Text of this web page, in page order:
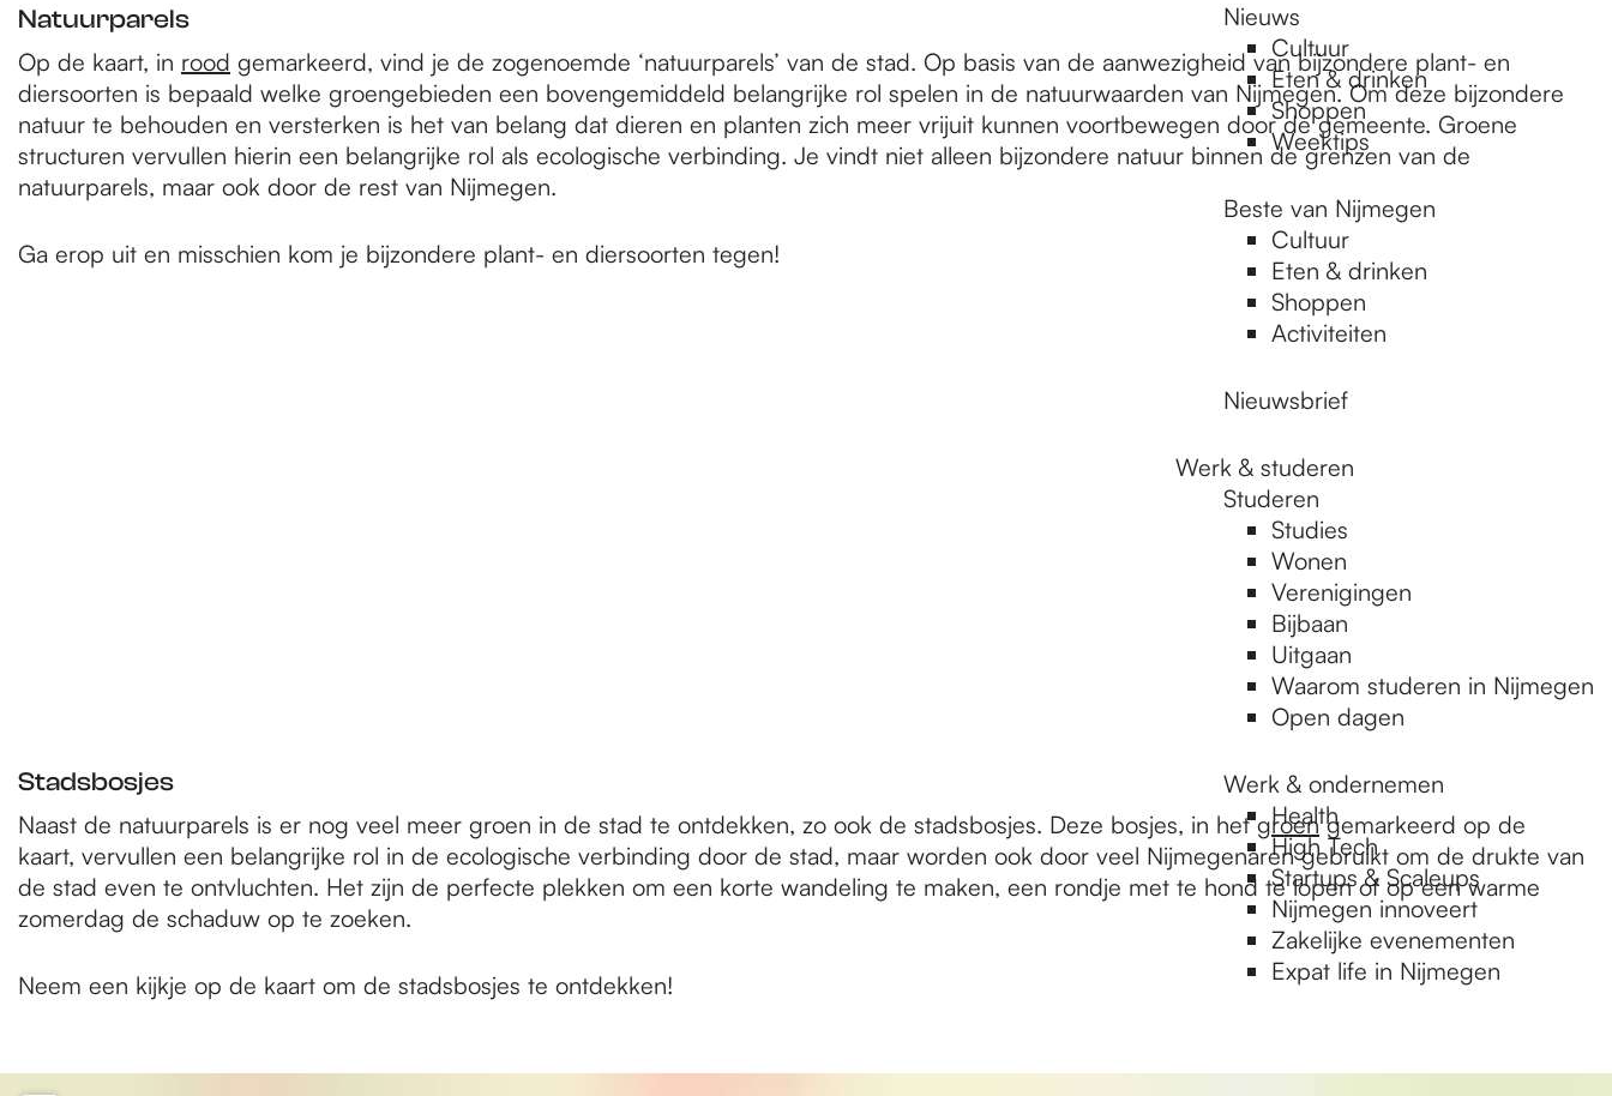
Nieuws
Cultuur
Eten & drinken
Shoppen
Weektips
Beste van Nijmegen
Cultuur
Eten & drinken
Shoppen
Activiteiten
Nieuwsbrief
Werk & studeren
Studeren
Studies
Wonen
Verenigingen
Bijbaan
Uitgaan
Waarom studeren in Nijmegen
Open dagen
Werk & ondernemen
Health
High Tech
Startups & Scaleups
Nijmegen innoveert
Zakelijke evenementen
Expat life in Nijmegen
Natuurparels
Op de kaart, in rood gemarkeerd, vind je de zogenoemde ‘natuurparels’ van de stad. Op basis van de aanwezigheid van bijzondere plant- en
diersoorten is bepaald welke groengebieden een bovengemiddeld belangrijke rol spelen in de natuurwaarden van Nijmegen. Om deze bijzondere
natuur te behouden en versterken is het van belang dat dieren en planten zich meer vrijuit kunnen voortbewegen door de gemeente. Groene
structuren vervullen hierin een belangrijke rol als ecologische verbinding. Je vindt niet alleen bijzondere natuur binnen de grenzen van de
natuurparels, maar ook door de rest van Nijmegen.
Ga erop uit en misschien kom je bijzondere plant- en diersoorten tegen!
Stadsbosjes
Naast de natuurparels is er nog veel meer groen in de stad te ontdekken, zo ook de stadsbosjes. Deze bosjes, in hetgroengemarkeerd op de
kaart, vervullen een belangrijke rol in de ecologische verbinding door de stad, maar worden ook door veel Nijmegenaren gebruikt om de drukte van
de stad even te ontvluchten. Het zijn de perfecte plekken om een korte wandeling te maken, een rondje met te hond te lopen of op een warme
zomerdag de schaduw op te zoeken.
Neem een kijkje op de kaart om de stadsbosjes te ontdekken!